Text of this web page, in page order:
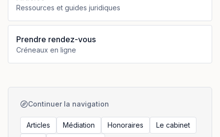
Ressources et guides juridiques
Prendre rendez-vous
Créneaux en ligne
Continuer la navigation
Articles Médiation Honoraires
Le cabinet